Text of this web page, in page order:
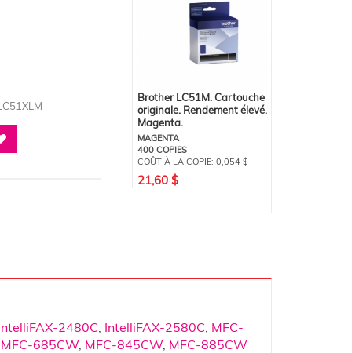
Brother LC51M. Cartouche
originale. Rendement élevé.
Magenta.
MAGENTA
400 COPIES
COÛT À LA COPIE: 0,054 $
21,60 $
2480C, IntelliFAX-2580C, MFC-
MFC-685CW, MFC-845CW, MFC-885CW